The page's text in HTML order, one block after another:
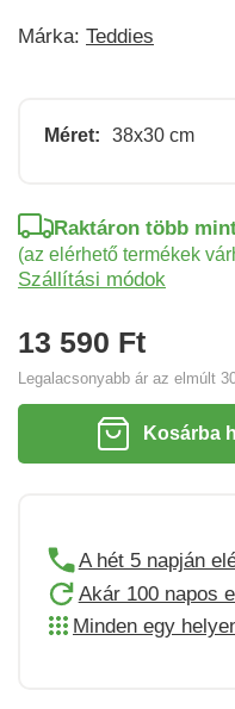
Márka: Teddies
Méret: 38x30 cm
13 590 Ft
Legalacsonyabb ár az elmúlt
Raktáron több
(az elérhető termékek
Szállítási módok
Kosárba
A hét 5 napján
Akár 100 napos
Minden egy